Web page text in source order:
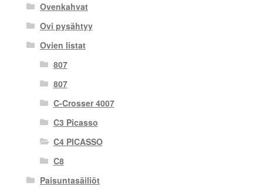
Ovenkahvat
Ovi pysähtyy
Ovien listat
807
807
C-Crosser 4007
C3 Picasso
C4 PICASSO
C8
Paisuntasäiliöt